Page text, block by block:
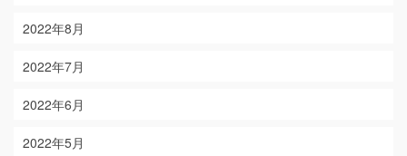
2022年8月
2022年7月
2022年6月
2022年5月